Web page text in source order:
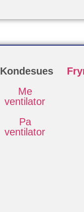
Kondesues
Me
ventilator
Pa
ventilator